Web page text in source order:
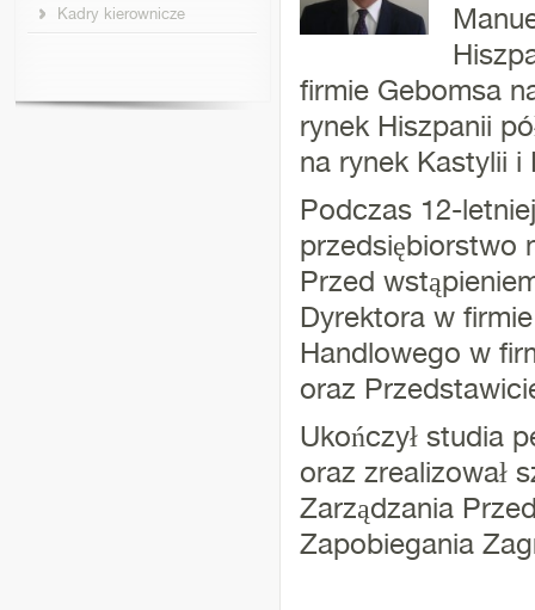
Kadry kierownicze
firmie Gebomsa
rynek Hiszpanii
na rynek Kastylii i
Podczas 12-
przedsiębiorstwo
Przed
Dyrektora w
Handlowego w
oraz
Ukończył studia
oraz zrealizował
Zarządzania
Zapobiegania